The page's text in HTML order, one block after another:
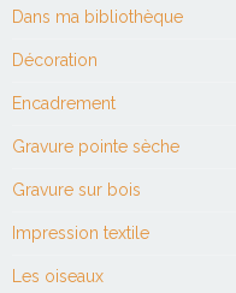
Dans ma bibliothèque
Décoration
Encadrement
Gravure pointe sèche
Gravure sur bois
Impression textile
Les oiseaux